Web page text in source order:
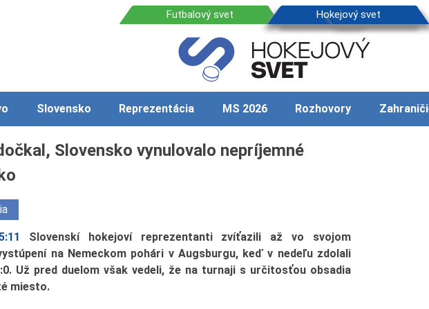
Slovensko Reprezentácia MS 2026 Rozhovory
Slovensko vynulovalo nepríjemné
Slovenskí hokejoví reprezentanti zvíťazili až vo svojom
na Nemeckom pohári v Augsburgu, keď v nedeľu zdolali
Už pred duelom však vedeli, že na turnaji s určitosťou obsadia
miesto.